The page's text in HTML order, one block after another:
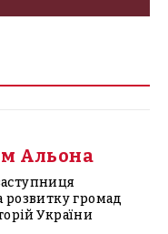
Альона
розвитку громад
України